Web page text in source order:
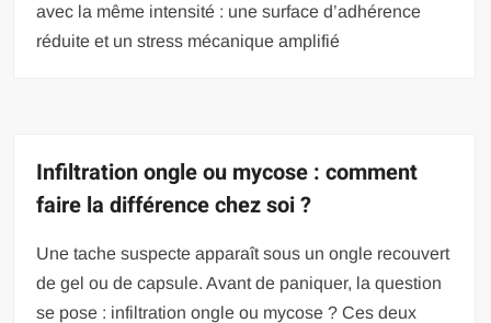
avec la même intensité : une surface d’adhérence
réduite et un stress mécanique amplifié
Infiltration ongle ou mycose : comment
faire la différence chez soi ?
Une tache suspecte apparaît sous un ongle recouvert
de gel ou de capsule. Avant de paniquer, la question
se pose : infiltration ongle ou mycose ? Ces deux